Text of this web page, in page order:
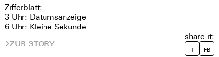
Zifferblatt:
3 Uhr: Datumsanzeige
6 Uhr: Kleine Sekunde
ZUR STORY
share it:
T FB